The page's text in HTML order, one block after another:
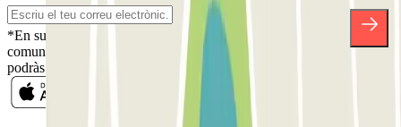
*En subscriure't acceptes la nostra Política de Privacitat per a rebre
comunicacions comercials de Parclick. Sense cap compromís,
podràs donar-te de baixa quan vulguis en la mateixa newsletter.